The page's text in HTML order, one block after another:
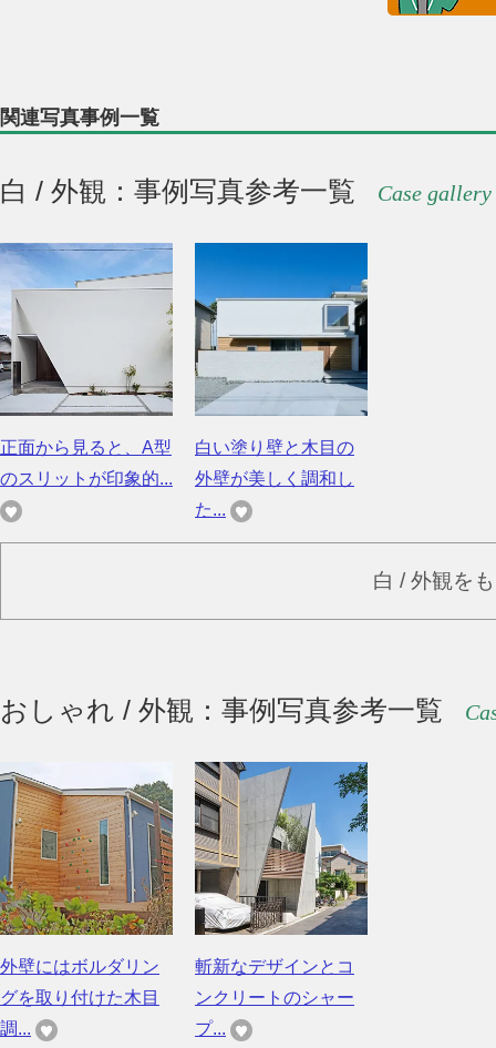
関連写真事例一覧
白 / 外観：事例写真参考一覧 Case gallery
正面から見ると、A型
のスリットが印象的...
白い塗り壁と木目の
外壁が美しく調和し
た...
白 / 外観を
おしゃれ / 外観：事例写真参考一覧
外壁にはボルダリン
グを取り付けた木目
調...
斬新なデザインとコ
ンクリートのシャー
プ...